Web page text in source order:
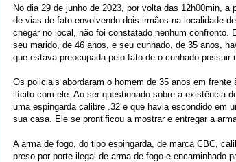
No dia 29 de junho de 2023, por volta das 12h00min,
de vias de fato envolvendo dois irmãos na localidade
chegar no local, não foi constatado nenhum confronto.
seu marido, de 46 anos, e seu cunhado, de 35 anos,
que estava preocupada pelo fato de o cunhado possuir
Os policiais abordaram o homem de 35 anos em
ilícito com ele. Ao ser questionado sobre a existência
uma espingarda calibre .32 e que havia escondido em
sua casa. Ele se prontificou a mostrar e entregar a
A arma de fogo, do tipo espingarda, de marca CBC,
preso por porte ilegal de arma de fogo e encaminhado